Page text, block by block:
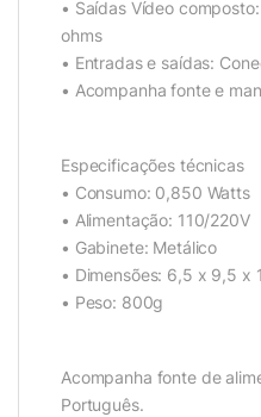
• Saídas Vídeo
ohms
• Entradas e saídas:
• Acompanha fonte e
Especificações técnicas
• Consumo: 0,850 Watts
• Alimentação: 110/220V
• Gabinete: Metálico
• Dimensões: 6,5 x 9,5 x
• Peso: 800g
Acompanha fonte de
Português.